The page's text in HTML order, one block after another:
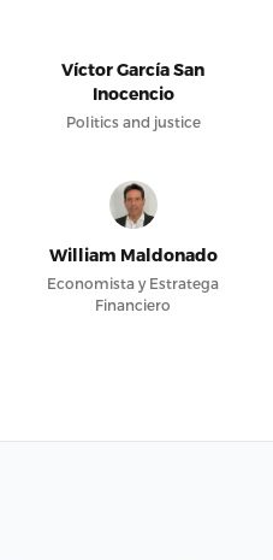
Víctor García San
Inocencio
Politics and justice
William Maldonado
Economista y Estratega
Financiero